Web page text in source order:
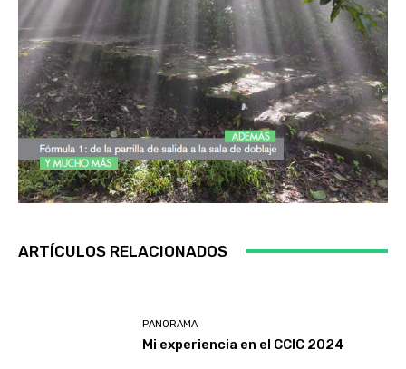
ARTÍCULOS RELACIONADOS
PANORAMA
Mi experiencia en el CCIC 2024